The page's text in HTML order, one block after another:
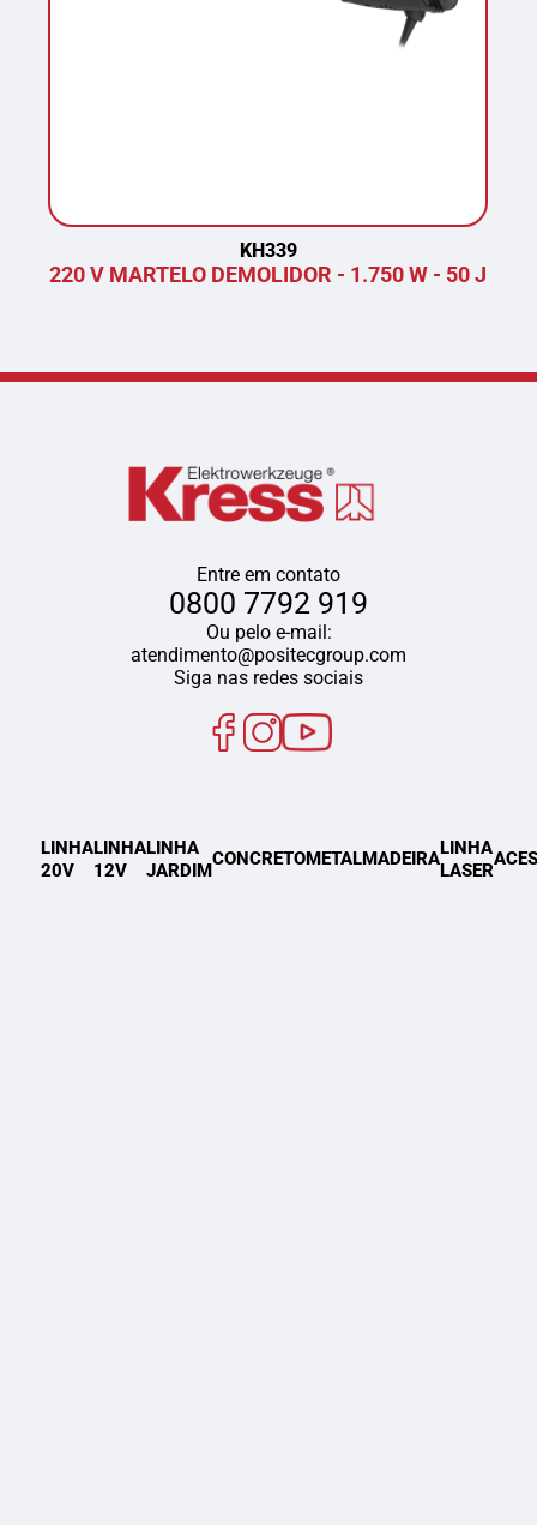
KH339
220 V MARTELO DEMOLIDOR - 1.750 W - 50 J
Entre em contato
0800 7792 919
Ou pelo e-mail:
atendimento@positecgroup.com
Siga nas redes sociais
LINHA
20V
LINHA
12V
LINHA
JARDIM
CONCRETOMETALMADEIRA
LINHA
LASER